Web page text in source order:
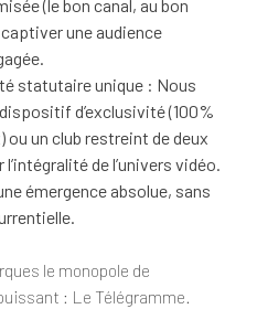
(le bon canal, au bon
une audience
statutaire unique : Nous
d’exclusivité (100%
ou un club restreint de deux
de l’univers vidéo.
émergence absolue, sans
le monopole de
: Le Télégramme.